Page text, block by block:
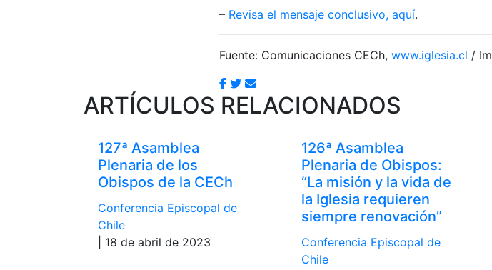
– Revisa el mensaje conclusivo, aquí.
Fuente: Comunicaciones CECh, www.iglesia.cl /
ARTÍCULOS RELACIONADOS
127ª Asamblea
Plenaria de los
Obispos de la CECh
Conferencia Episcopal de
Chile
| 18 de abril de 2023
126ª Asamblea
Plenaria de Obispos:
“La misión y la vida de
la Iglesia requieren
siempre renovación”
Conferencia Episcopal de
Chile